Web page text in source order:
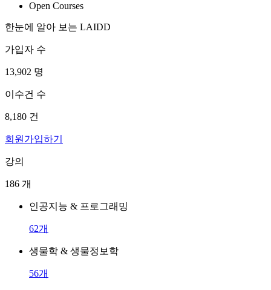
Open Courses
한눈에 알아 보는 LAIDD
가입자 수
13,902 명
이수건 수
8,180 건
회원가입하기
강의
186 개
인공지능 & 프로그래밍
62개
생물학 & 생물정보학
56개